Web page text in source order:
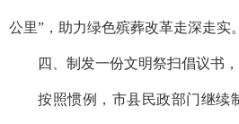
公里”，助力绿色殡葬改革走深走实。
四、制发一份文明祭扫倡议书
按照惯例，市县民政部门继续